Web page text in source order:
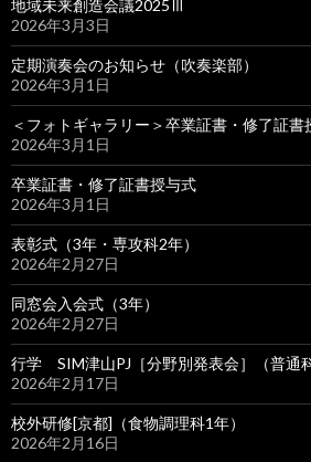
地域未来創造会議2025Ⅲ
2026年3月3日
定期演奏会のお知らせ（吹奏楽部）
2026年3月1日
＜フォトギャラリー＞卒業証書・修了証書
2026年3月1日
卒業証書・修了証書授与式
2026年3月1日
表彰式（3年・専攻科2年）
2026年2月27日
同窓会入会式（3年）
2026年2月27日
行学 SIM津山PJ［分野別発表会］（普通
2026年2月17日
校外研修[京都]（食物調理科1年）
2026年2月16日